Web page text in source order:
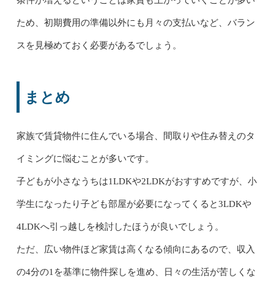
ため、初期費用の準備以外にも月々の支払いなど、バラン
スを見極めておく必要があるでしょう。
まとめ
家族で賃貸物件に住んでいる場合、間取りや住み替えのタ
イミングに悩むことが多いです。
子どもが小さなうちは1LDKや2LDKがおすすめですが、小
学生になったり子ども部屋が必要になってくると3LDKや
4LDKへ引っ越しを検討したほうが良いでしょう。
ただ、広い物件ほど家賃は高くなる傾向にあるので、収入
の4分の1を基準に物件探しを進め、日々の生活が苦しくな